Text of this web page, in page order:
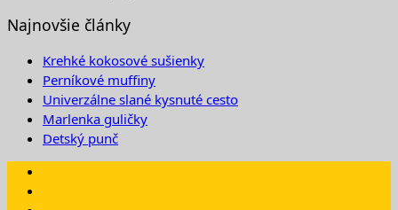
Najnovšie články
Krehké kokosové sušienky
Perníkové muffiny
Univerzálne slané kysnuté cesto
Marlenka guličky
Detský punč